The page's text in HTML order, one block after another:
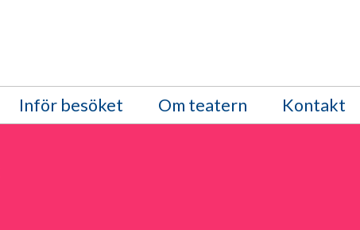
Inför besöket Om teatern Kontakt